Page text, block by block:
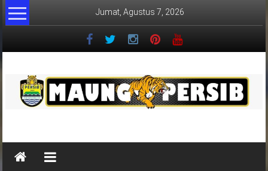
Lompat
ke
Jumat, Agustus 7, 2026
Maung
Persib